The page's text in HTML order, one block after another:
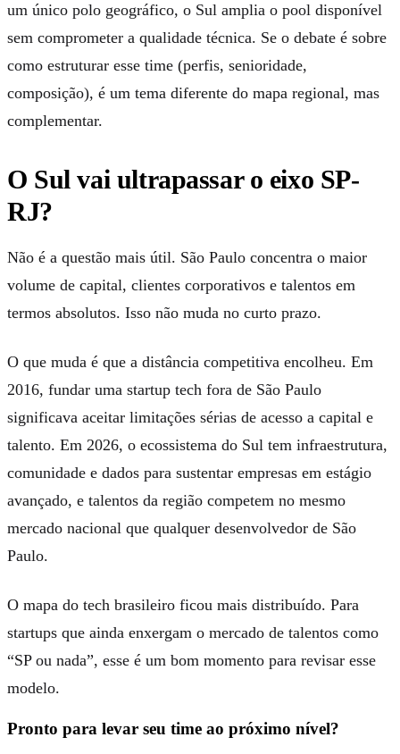
um único polo geográfico, o Sul amplia o pool disponível
sem comprometer a qualidade técnica. Se o debate é sobre
como estruturar esse time (perfis, senioridade,
composição), é um tema diferente do mapa regional, mas
complementar.
O Sul vai ultrapassar o eixo SP-
RJ?
Não é a questão mais útil. São Paulo concentra o maior
volume de capital, clientes corporativos e talentos em
termos absolutos. Isso não muda no curto prazo.
O que muda é que a distância competitiva encolheu. Em
2016, fundar uma startup tech fora de São Paulo
significava aceitar limitações sérias de acesso a capital e
talento. Em 2026, o ecossistema do Sul tem infraestrutura,
comunidade e dados para sustentar empresas em estágio
avançado, e talentos da região competem no mesmo
mercado nacional que qualquer desenvolvedor de São
Paulo.
O mapa do tech brasileiro ficou mais distribuído. Para
startups que ainda enxergam o mercado de talentos como
“SP ou nada”, esse é um bom momento para revisar esse
modelo.
Pronto para levar seu time ao próximo nível?